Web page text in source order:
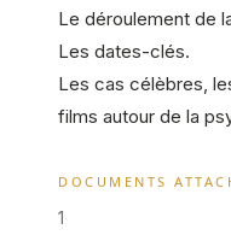
Le déroulement de
Les dates-clés.
Les cas célèbres,
films autour de la
DOCUMENTS
1